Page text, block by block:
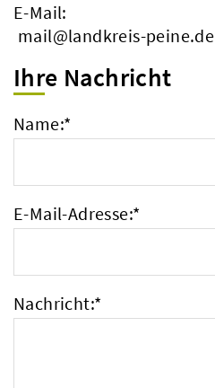
E-Mail:
mail@landkreis-peine.de
Ihre Nachricht
Name:*
E-Mail-Adresse:*
Nachricht:*